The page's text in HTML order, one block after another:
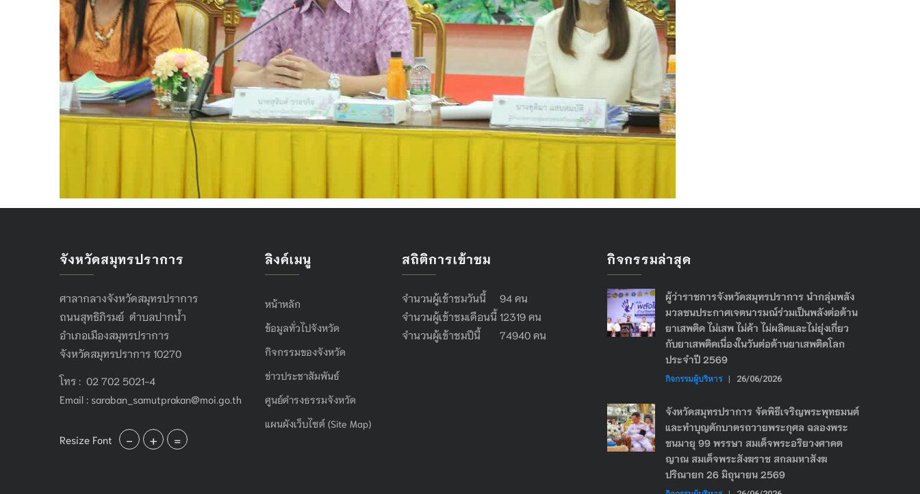
จังหวัดสมุทรปราการ
ศาลากลางจังหวัดสมุทรปราการ
ถนนสุทธิภิรมย์ ตำบลปากน้ำ
อำเภอเมืองสมุทรปราการ
จังหวัดสมุทรปราการ 10270
โทร : 02 702 5021-4
Email : saraban_samutprakan@moi.go.th
Resize Font - + =
ลิงค์เมนู
หน้าหลัก
ข้อมูลทั่วไปจังหวัด
กิจกรรมของจังหวัด
ข่าวประชาสัมพันธ์
ศูนย์ดำรงธรรมจังหวัด
แผนผังเว็บไซต์ (Site Map)
สถิติการเข้าชม
จำนวนผู้เข้าชมวันนี้ 94 คน
จำนวนผู้เข้าชมเดือนนี้ 12319 คน
จำนวนผู้เข้าชมปีนี้ 74940 คน
กิจกรรมล่าสุด
ผู้ว่าราชการจังหวัดสมุทรปราการ นำกลุ่มพลัง
มวลชนประกาศเจตนารมณ์ร่วมเป็นพลังต่อต้าน
ยาเสพติด ไม่เสพ ไม่ค้า ไม่ผลิตและไม่ยุ่งเกี่ยว
กับยาเสพติดเนื่องในวันต่อต้านยาเสพติดโลก
ประจำปี 2569
กิจกรรมผู้บริหาร | 26/06/2026
จังหวัดสมุทรปราการ จัดพิธีเจริญพระพุทธมนต์
และทำบุญตักบาตรถวายพระกุศล ฉลองพระ
ชนมายุ 99 พรรษา สมเด็จพระอริยวงศาคต
ญาณ สมเด็จพระสังฆราช สกลมหาสังฆ
ปริณายก 26 มิถุนายน 2569